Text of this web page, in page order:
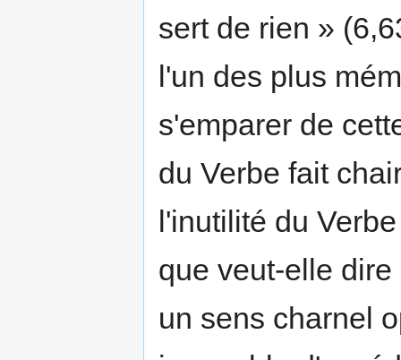
sert de rien »
l'un des plus
s'emparer de
du Verbe fait
l'inutilité du
que veut-elle
un sens charnel